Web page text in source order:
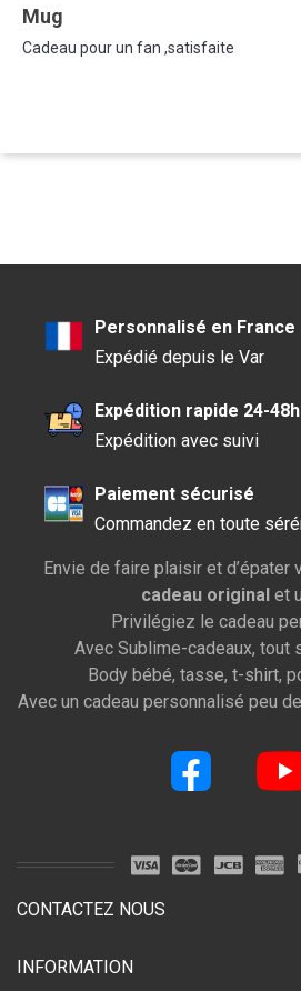
Mug
Cadeau pour un fan ,satisfaite
Personnalisé en France
Expédié depuis le Var
Expédition rapide 24-48h
Expédition avec suivi
Paiement sécurisé
Commandez en toute
Envie de faire plaisir et d’épater
cadeau original et
Privilégiez le cadeau
Avec Sublime-cadeaux, tout
Body bébé, tasse, t-shirt,
Avec un cadeau personnalisé peu
CONTACTEZ NOUS
INFORMATION